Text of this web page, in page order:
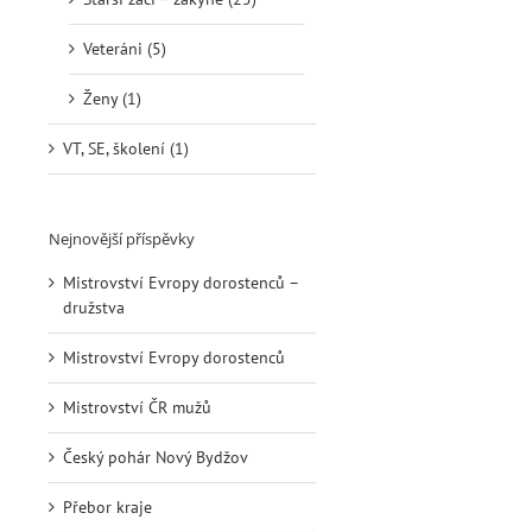
Veteráni (5)
Ženy (1)
VT, SE, školení (1)
Nejnovější příspěvky
Mistrovství Evropy dorostenců –
družstva
Mistrovství Evropy dorostenců
Mistrovství ČR mužů
Český pohár Nový Bydžov
Přebor kraje